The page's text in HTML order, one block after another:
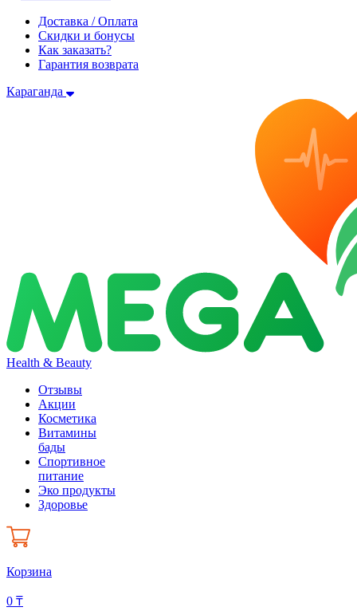
Доставка / Оплата
Скидки и бонусы
Как заказать?
Гарантия возврата
Караганда
Health & Beauty
Отзывы
Акции
Косметика
Витамины
бады
Спортивное
питание
Эко продукты
Здоровье
Корзина
0 ₸